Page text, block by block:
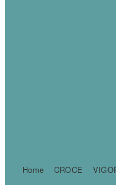
Home CROCE